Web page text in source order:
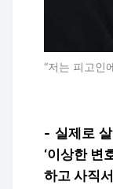
“저는 피고인
- 실제로
‘이상한 변
하고 사직